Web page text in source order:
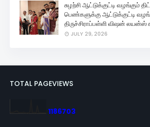
சுழற்சி ஆட்டுக்குட்டி வழங்கும்
பெண்களுக்கு ஆட்டுக்குட்டி
திருச்சிராப்பள்ளி விஷன்
JULY 29, 2026
TOTAL PAGEVIEWS
1186703